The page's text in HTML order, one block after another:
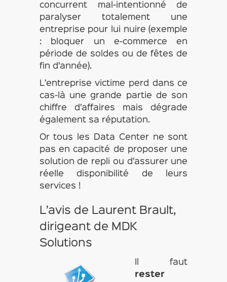
concurrent mal-intentionné de
paralyser totalement une
entreprise pour lui nuire (exemple
: bloquer un e-commerce en
période de soldes ou de fêtes de
fin d’année).
L’entreprise victime perd dans ce
cas-là une grande partie de son
chiffre d’affaires mais dégrade
également sa réputation.
Or tous les Data Center ne sont
pas en capacité de proposer une
solution de repli ou d’assurer une
réelle disponibilité de leurs
services !
L’avis de Laurent Brault,
dirigeant de MDK
Solutions
Il faut
rester